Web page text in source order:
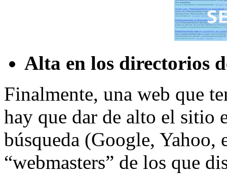
Alta en los directorios
Finalmente, una web que
hay que dar de alto el sitio
búsqueda (Google, Yahoo,
“webmasters” de los que